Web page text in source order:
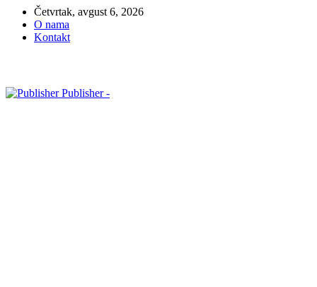
Četvrtak, avgust 6, 2026
O nama
Kontakt
Publisher -